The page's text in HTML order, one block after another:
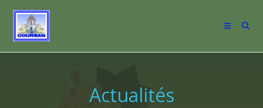
content
Actualités